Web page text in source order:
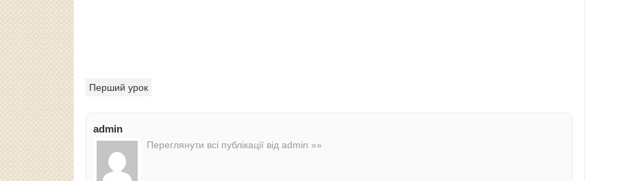
Перший урок
admin
Переглянути всі публікації від admin »»